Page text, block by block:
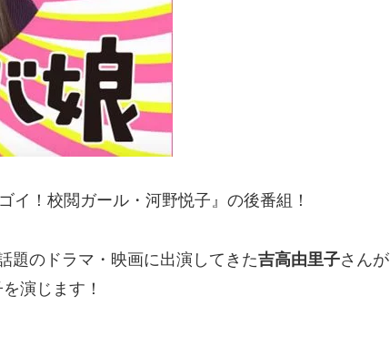
イ！校閲ガール・河野悦子』の後番組！
題のドラマ・映画に出演してきた吉高由里子さん
演じます！